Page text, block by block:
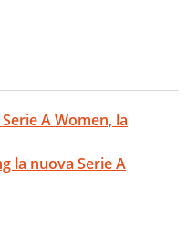
A Women, la
la nuova Serie A